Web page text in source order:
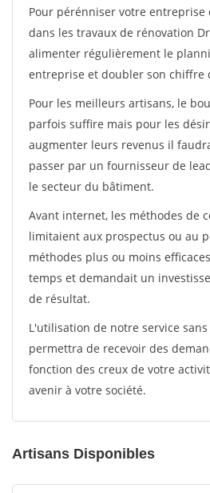
Pour pérénniser votre
dans les travaux de rénovation
alimenter régulièrement le
entreprise et doubler son chiffre
Pour les meilleurs artisans, le
parfois suffire mais pour les
augmenter leurs revenus il
passer par un fournisseur de
le secteur du bâtiment.
Avant internet, les méthodes de
limitaient aux prospectus ou au
méthodes plus ou moins
temps et demandait un
de résultat.
L'utilisation de notre service
permettra de recevoir des
fonction des creux de votre
avenir à votre société.
Artisans Disponibles